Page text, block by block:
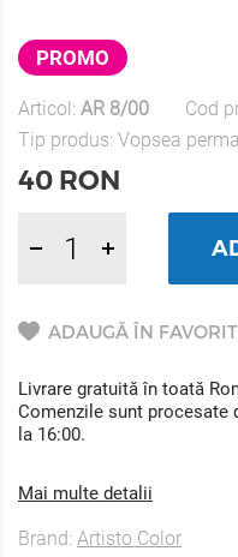
PROMO
Articol: AR 8/00 Cod
Tip produs: Vopsea
40 RON
ADAUGĂ ÎN
Livrare gratuită în toată
Comenzile sunt procesate
la 16:00.
Mai multe detalii
Brand: Artisto Color